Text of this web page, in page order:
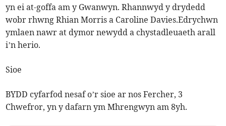
yn ei at-goffa am y Gwanwyn. Rhannwyd y drydedd
wobr rhwng Rhian Morris a Caroline Davies.Edrychwn
ymlaen nawr at dymor newydd a chystadleuaeth arall
i’n herio.
Sioe
BYDD cyfarfod nesaf o’r sioe ar nos Fercher, 3
Chwefror, yn y dafarn ym Mhrengwyn am 8yh.